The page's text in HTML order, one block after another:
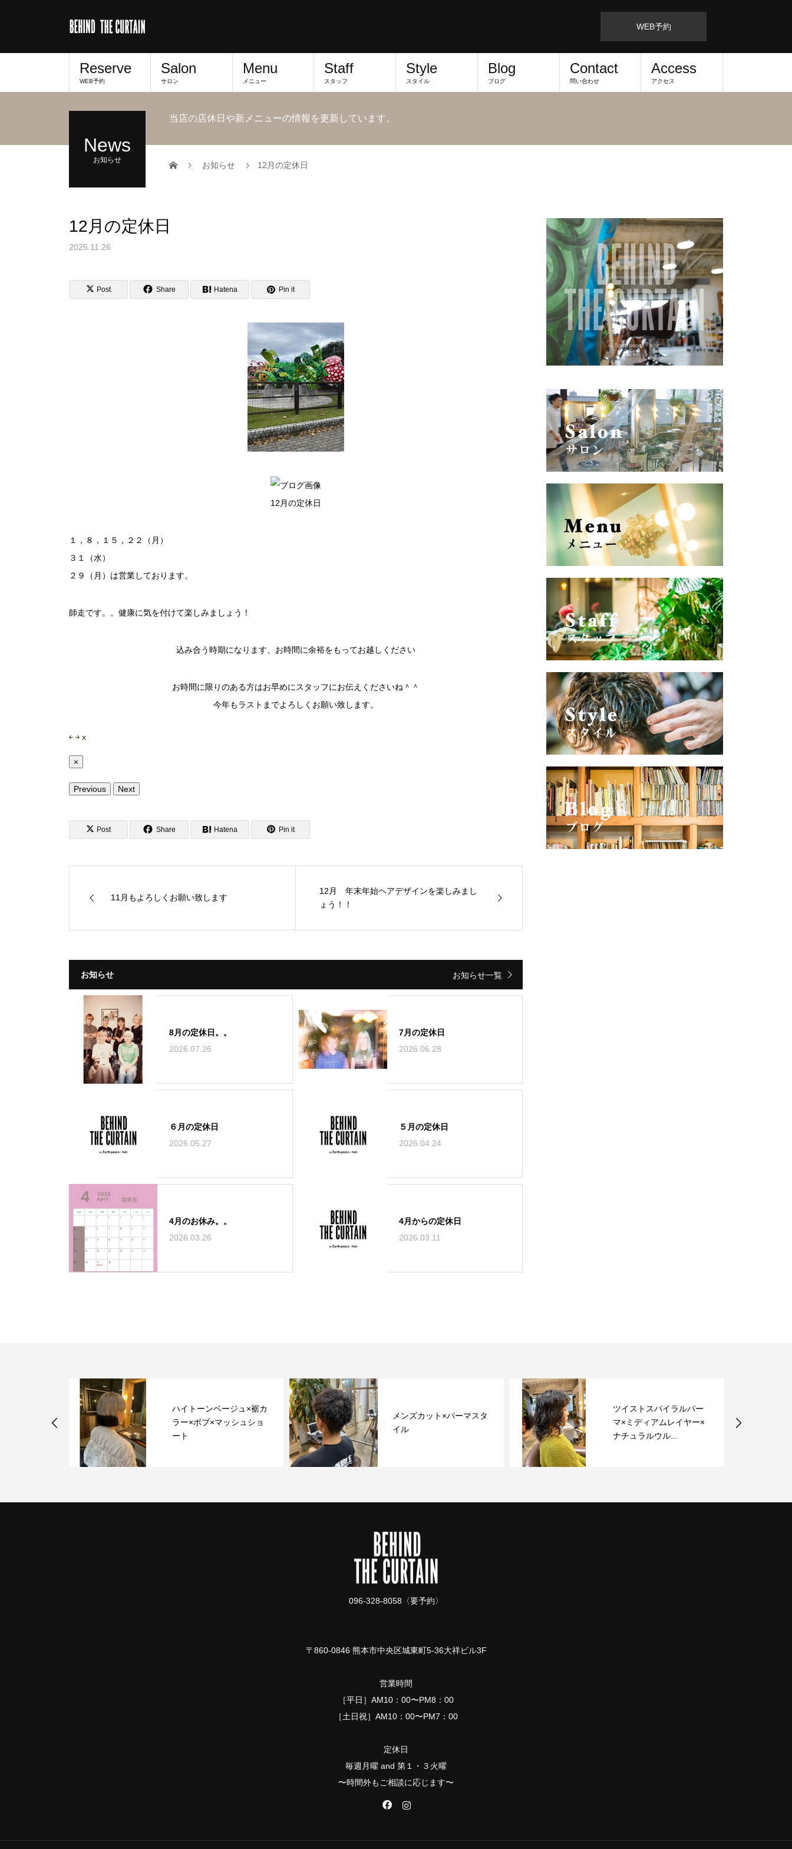
WEB予約
Reserve
WEB予約
Salon
サロン
Menu
メニュー
Staff
スタッフ
Style
スタイル
Blog
ブログ
Contact
問い合わせ
Access
アクセス
News
お知らせ
当店の店休日や新メニューの情報を更新しています。
お知らせ 12月の定休日
12月の定休日
2025.11.26
Post Share Hatena Pin it
12月の定休日
１，８，１５，２２（月）
３１（水）
２９（月）は営業しております。
師走です。。健康に気を付けて楽しみましょう！
込み合う時期になります、お時間に余裕をもってお越しください
お時間に限りのある方はお早めにスタッフにお伝えくださいね＾＾
今年もラストまでよろしくお願い致します。
￩ ￫ x
×
Previous Next
Post Share Hatena Pin it
11月もよろしくお願い致します
12月 年末年始ヘアデザインを楽しみまし
ょう！！
お知らせ お知らせ一覧
8月の定休日。。
2026.07.26
7月の定休日
2026.06.28
６月の定休日
2026.05.27
５月の定休日
2026.04.24
4月のお休み。。
2026.03.26
4月からの定休日
2026.03.11
ハイトーンベージュ×裾カ
ラー×ボブ×マッシュショ
ート
メンズカット×パーマスタ
イル
ツイストスパイラルパー
マ×ミディアムレイヤー×
ナチュラルウル...
096-328-8058〈要予約〉
〒860-0846 熊本市中央区城東町5-36大祥ビル3F
営業時間
［平日］AM10：00〜PM8：00
［土日祝］AM10：00〜PM7：00
定休日
毎週月曜 and 第１・３火曜
〜時間外もご相談に応じます〜